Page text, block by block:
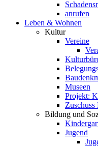
anrufen
Leben & Wohnen
Kultur
Vereine
Museen
Projekt:
Bildung und
Jugend